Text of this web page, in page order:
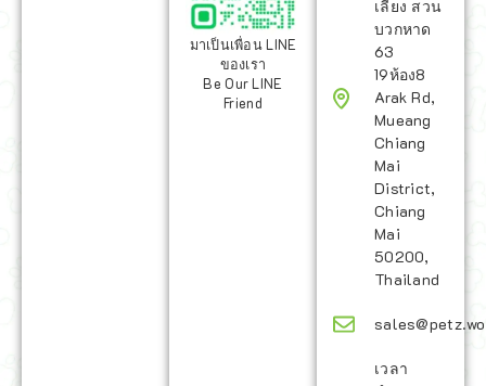
มาเป็นเพื่อน LINE
ของเรา
Be Our LINE
Friend
เลี้ยง สวน
บวกหาด
63
19ห้อง8
Arak Rd,
Mueang
Chiang
Mai
District,
Chiang
Mai
50200,
Thailand
เวลา